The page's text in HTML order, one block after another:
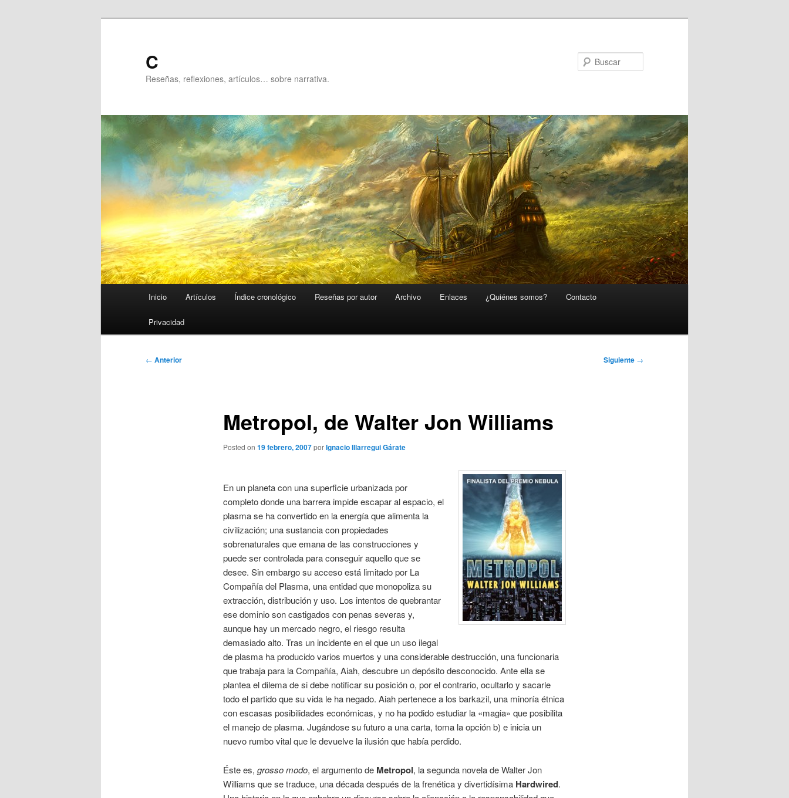
C
Reseñas, reflexiones, artículos… sobre narrativa.
Inicio Artículos Índice cronológico Reseñas por autor Archivo Enlaces ¿Quiénes somos? Contacto
Privacidad
Navegación
← Anterior Siguiente →
Metropol, de Walter Jon Williams
Posted on 19 febrero, 2007porIgnacio Illarregui Gárate
En un planeta con una superficie urbanizada por
completo donde una barrera impide escapar al espacio, el
plasma se ha convertido en la energía que alimenta la
civilización; una sustancia con propiedades
sobrenaturales que emana de las construcciones y
puede ser controlada para conseguir aquello que se
desee. Sin embargo su acceso está limitado por La
Compañía del Plasma, una entidad que monopoliza su
extracción, distribución y uso. Los intentos de quebrantar
ese dominio son castigados con penas severas y,
aunque hay un mercado negro, el riesgo resulta
demasiado alto. Tras un incidente en el que un uso ilegal
de plasma ha producido varios muertos y una considerable destrucción, una funcionaria
que trabaja para la Compañía, Aiah, descubre un depósito desconocido. Ante ella se
plantea el dilema de si debe notificar su posición o, por el contrario, ocultarlo y sacarle
todo el partido que su vida le ha negado. Aiah pertenece a los barkazil, una minoría étnica
con escasas posibilidades económicas, y no ha podido estudiar la «magia» que posibilita
el manejo de plasma. Jugándose su futuro a una carta, toma la opción b) e inicia un
nuevo rumbo vital que le devuelve la ilusión que había perdido.
Éste es, grosso modo, el argumento de Metropol, la segunda novela de Walter Jon
Williams que se traduce, una década después de la frenética y divertidísima Hardwired.